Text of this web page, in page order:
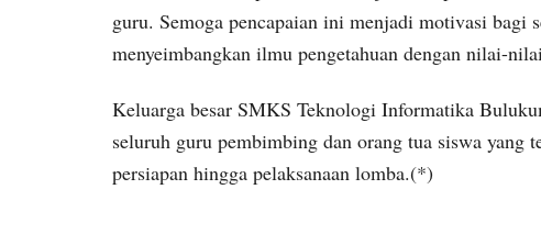
guru. Semoga pencapaian ini menjadi motivasi bagi
menyeimbangkan ilmu pengetahuan dengan nilai-
Keluarga besar SMKS Teknologi Informatika
seluruh guru pembimbing dan orang tua siswa yang
persiapan hingga pelaksanaan lomba.(*)